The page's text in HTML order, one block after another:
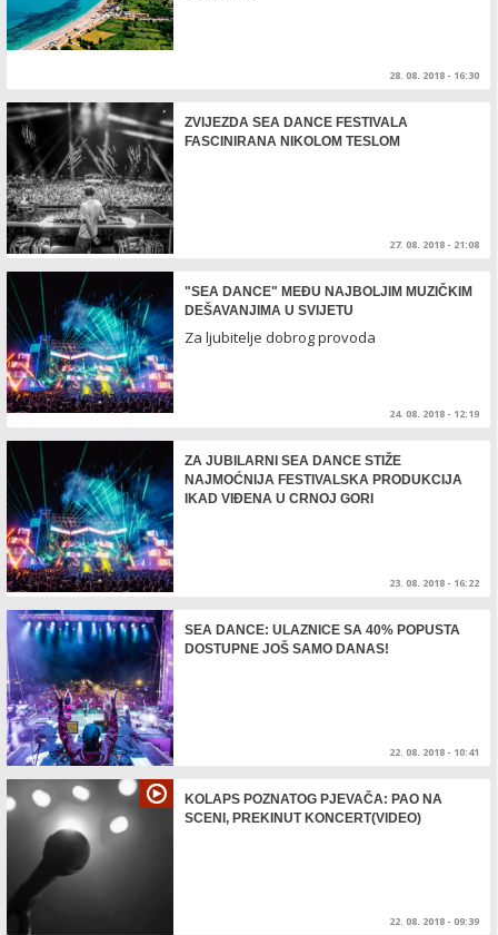
28. 08. 2018 - 16:30
ZVIJEZDA SEA DANCE FESTIVALA
FASCINIRANA NIKOLOM TESLOM
27. 08. 2018 - 21:08
"SEA DANCE" MEĐU NAJBOLJIM MUZIČKIM
DEŠAVANJIMA U SVIJETU
Za ljubitelje dobrog provoda
24. 08. 2018 - 12:19
ZA JUBILARNI SEA DANCE STIŽE
NAJMOĆNIJA FESTIVALSKA PRODUKCIJA
IKAD VIĐENA U CRNOJ GORI
23. 08. 2018 - 16:22
SEA DANCE: ULAZNICE SA 40% POPUSTA
DOSTUPNE JOŠ SAMO DANAS!
22. 08. 2018 - 10:41
KOLAPS POZNATOG PJEVAČA: PAO NA
SCENI, PREKINUT KONCERT(VIDEO)
22. 08. 2018 - 09:39